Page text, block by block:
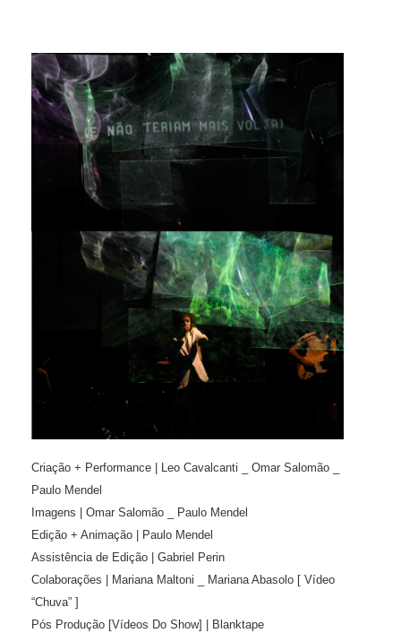
Criação + Performance | Leo Cavalcanti _ Omar Salomão _
Paulo Mendel
Imagens | Omar Salomão _ Paulo Mendel
Edição + Animação | Paulo Mendel
Assistência de Edição | Gabriel Perin
Colaborações | Mariana Maltoni _ Mariana Abasolo [ Vídeo
“Chuva” ]
Pós Produção [Vídeos Do Show] | Blanktape